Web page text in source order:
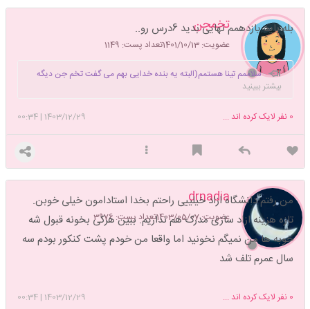
تخمجن
عضویت: 1401/10/13 تعداد پست: 1149
بله باید یازدهمم نهایی بدید 6درس رو..
سلاممم تینا هستمم(البته یه بنده خدایی بهم می گفت تخم جن دیگه
متاسفانه روم موند)
بیشتر ببینید
1403/12/29
|
00:34 0 نفر لایک کرده اند ...
drnadia
عضویت: 1403/05/07 تعداد پست: 3976
من رفتم دانشگاه ازاد خیلییی راحتم بخدا استادامون خیلی خوبن.
تازه هزینه ازاد سازی مدرک هم نداریم. ببین هرکی بخونه قبول شه
خوبه ها من نمیگم نخونید اما واقعا من خودم پشت کنکور بودم سه
سال عمرم تلف شد
1403/12/29
|
00:34 0 نفر لایک کرده اند ...